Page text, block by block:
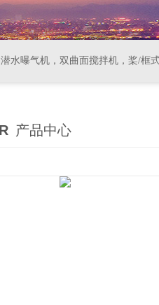
曝气机，双曲面搅拌机，桨/框式搅拌
产品中心